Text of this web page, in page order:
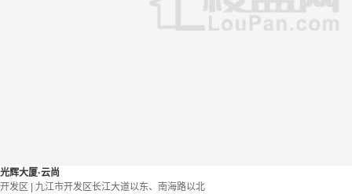
光辉大厦·云尚
开发区 | 九江市开发区长江大道以东、南海路以北